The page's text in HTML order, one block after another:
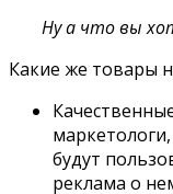
Ну а что вы
Какие же товары
будут
реклама о